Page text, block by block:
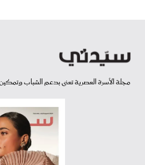
مجلة الأسرة العصرية تعنى بدعم الشباب